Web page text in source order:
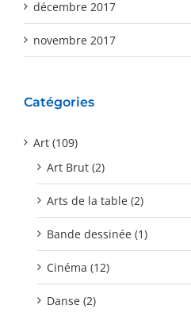
décembre 2017
novembre 2017
Catégories
Art (109)
Art Brut (2)
Arts de la table (2)
Bande dessinée (1)
Cinéma (12)
Danse (2)